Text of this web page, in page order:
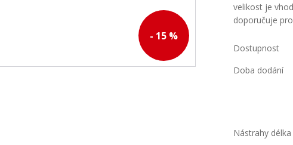
- 15 %
velikost je
doporučuje
Dostupnost
Doba dodání
Nástrahy délka